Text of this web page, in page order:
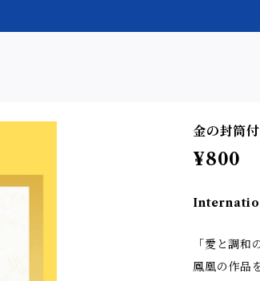
金の封筒
¥800
「愛と調
鳳凰の作品